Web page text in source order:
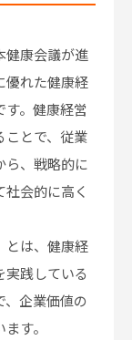
健康会議が進
優れた健康経
す。健康経営
ことで、従業
ら、戦略的に
会的に高く
とは、健康経
実践している
、企業価値の
す。